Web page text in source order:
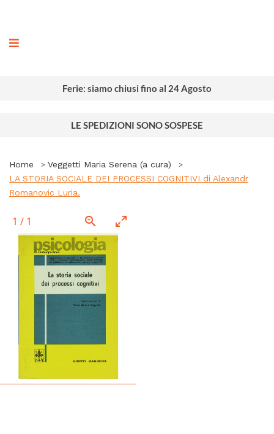
Ferie: siamo chiusi fino al 24 Agosto
LE SPEDIZIONI SONO SOSPESE
Home
Veggetti Maria Serena (a cura)
LA STORIA SOCIALE DEI PROCESSI COGNITIVI di Alexandr
Romanovic Luria.
1 / 1